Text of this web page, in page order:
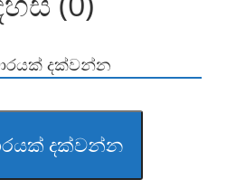
දක්වන්න
දක්වන්න